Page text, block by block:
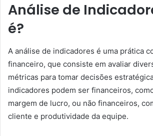
Análise de
é?
A análise de indicadores é uma prática
financeiro, que consiste em avaliar
métricas para tomar decisões
indicadores podem ser financeiros,
margem de lucro, ou não financeiros,
cliente e produtividade da equipe.